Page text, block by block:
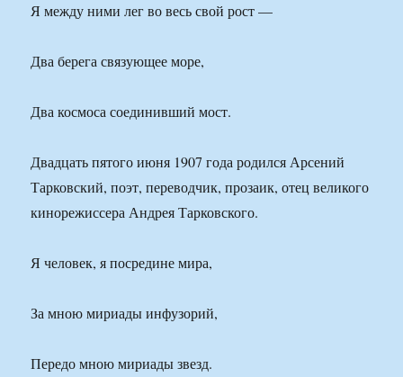
Я между ними лег во весь свой рост —
Два берега связующее море,
Два космоса соединивший мост.
Двадцать пятого июня 1907 года родился Арсений
Тарковский, поэт, переводчик, прозаик, отец великого
кинорежиссера Андрея Тарковского.
Я человек, я посредине мира,
За мною мириады инфузорий,
Передо мною мириады звезд.